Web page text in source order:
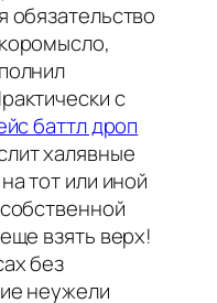
обязательство
с
баттл дроп
халявные
тот или иной
взять верх!
без
неужели